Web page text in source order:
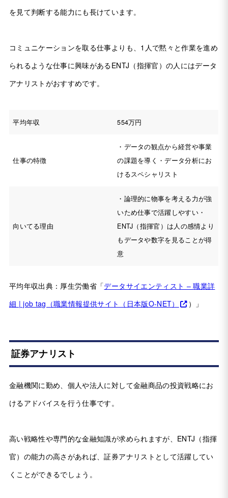
を見て判断する能力にも長けています。
コミュニケーションを取る仕事よりも、1人で黙々と作業を進め
られるような仕事に興味があるENTJ（指揮官）の人にはデータ
アナリストがおすすめです。
平均年収 554万円
仕事の特徴
・データの観点から経営や事業
の課題を導く・データ分析にお
けるスペシャリスト
向いてる理由
・論理的に物事を考える力が強
いため仕事で活躍しやすい・
ENTJ（指揮官）は人の感情より
もデータや数字を見ることが得
意
平均年収出典：厚生労働省「データサイエンティスト – 職業詳
細 | job tag（職業情報提供サイト（日本版O-NET）
）」
証券アナリスト
金融機関に勤め、個人や法人に対して金融商品の投資戦略にお
けるアドバイスを行う仕事です。
高い戦略性や専門的な金融知識が求められますが、ENTJ（指揮
官）の能力の高さがあれば、証券アナリストとして活躍してい
くことができるでしょう。